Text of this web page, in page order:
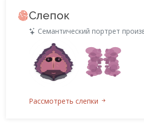
Слепок
Семантический портрет
Рассмотреть слепки